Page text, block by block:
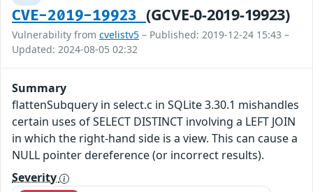
CVE-2019-19923 (GCVE-0-2019-19923)
Vulnerability from cvelistv5 – Published: 2019-12-24 15:43 –
Updated: 2024-08-05 02:32
Summary
flattenSubquery in select.c in SQLite 3.30.1 mishandles
certain uses of SELECT DISTINCT involving a LEFT JOIN
in which the right-hand side is a view. This can cause a
NULL pointer dereference (or incorrect results).
Severity